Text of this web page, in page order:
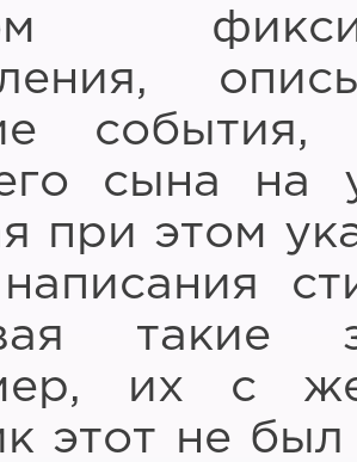
события,
сына на
при этом
такие
их с
этот не